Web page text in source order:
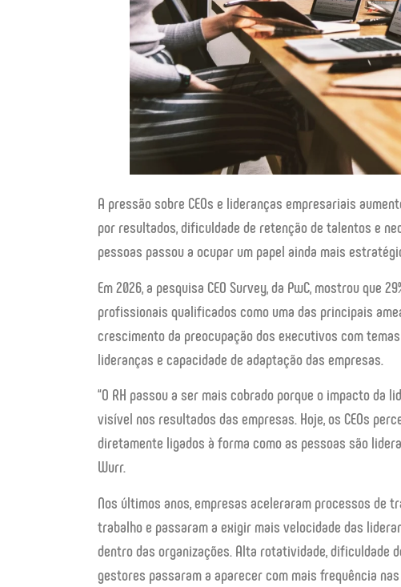
A pressão sobre CEOs e lideranças empresariais
por resultados, dificuldade de retenção de talentos e
pessoas passou a ocupar um papel ainda mais
Em 2026, a pesquisa CEO Survey, da PwC, mostrou que
profissionais qualificados como uma das principais
crescimento da preocupação dos executivos com
lideranças e capacidade de adaptação das empresas.
“O RH passou a ser mais cobrado porque o impacto
visível nos resultados das empresas. Hoje, os CEOs
diretamente ligados à forma como as pessoas são
Wurr.
Nos últimos anos, empresas aceleraram processos de
trabalho e passaram a exigir mais velocidade das
dentro das organizações. Alta rotatividade, dificuldade
gestores passaram a aparecer com mais frequência